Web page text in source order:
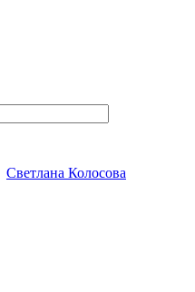
Светлана Колосова